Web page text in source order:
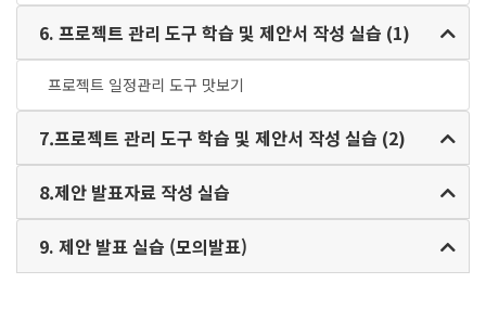
6. 프로젝트 관리 도구 학습 및 제안서 작성 실습 (1)
프로젝트 일정관리 도구 맛보기
7.프로젝트 관리 도구 학습 및 제안서 작성 실습 (2)
8.제안 발표자료 작성 실습
9. 제안 발표 실습 (모의발표)